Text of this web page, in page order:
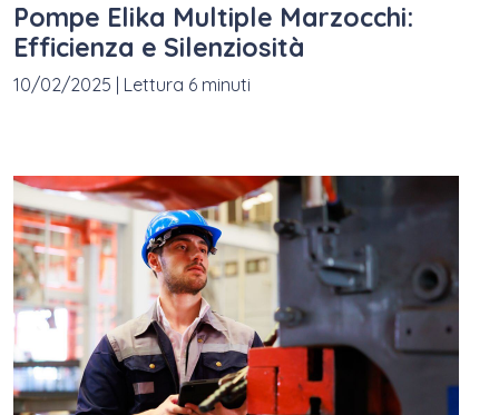
Pompe Elika Multiple Marzocchi:
Efficienza e Silenziosità
10/02/2025 Lettura 6 minuti